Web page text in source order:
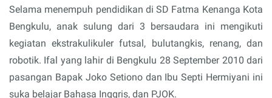
Selama menempuh pendidikan di SD Fatma Kenanga Kota
Bengkulu, anak sulung dari 3 bersaudara ini mengikuti
kegiatan ekstrakulikuler futsal, bulutangkis, renang, dan
robotik. Ifal yang lahir di Bengkulu 28 September 2010 dari
pasangan Bapak Joko Setiono dan Ibu Septi Hermiyani ini
suka belajar Bahasa Inggris, dan PJOK.